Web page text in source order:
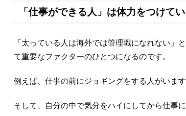
「仕事ができる人」は体力をつけて
「太っている人は海外では管理職になれない」
て重要なファクターのひとつになるのです。
例えば、仕事の前にジョギングをする人がいま
そして、自分の中で気分をハイにしてから仕事に